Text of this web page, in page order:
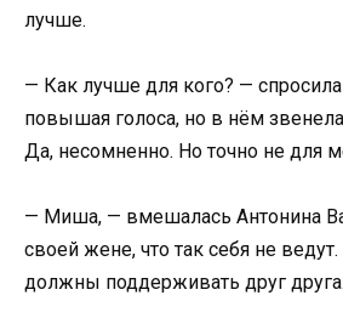
лучше.
— Как лучше для кого? —
повышая голоса, но в нём
Да, несомненно. Но точно не для
— Миша, — вмешалась Антонина
своей жене, что так себя не
должны поддерживать друг друга.